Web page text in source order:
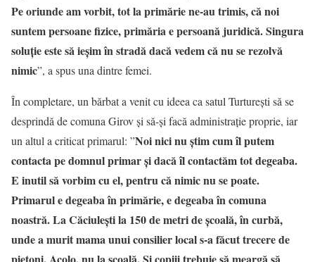
Pe oriunde am vorbit, tot la primărie ne-au trimis, că noi
suntem persoane fizice, primăria e persoană juridică. Singura
soluție este să ieșim în stradă dacă vedem că nu se rezolvă
nimic”, a spus una dintre femei.
În completare, un bărbat a venit cu ideea ca satul Turturești să se
desprindă de comuna Girov și să-și facă administrație proprie, iar
un altul a criticat primarul: ”Noi nici nu știm cum îl putem
contacta pe domnul primar și dacă îl contactăm tot degeaba.
E inutil să vorbim cu el, pentru că nimic nu se poate.
Primarul e degeaba în primărie, e degeaba în comuna
noastră. La Căciulești la 150 de metri de școală, în curbă,
unde a murit mama unui consilier local s-a făcut trecere de